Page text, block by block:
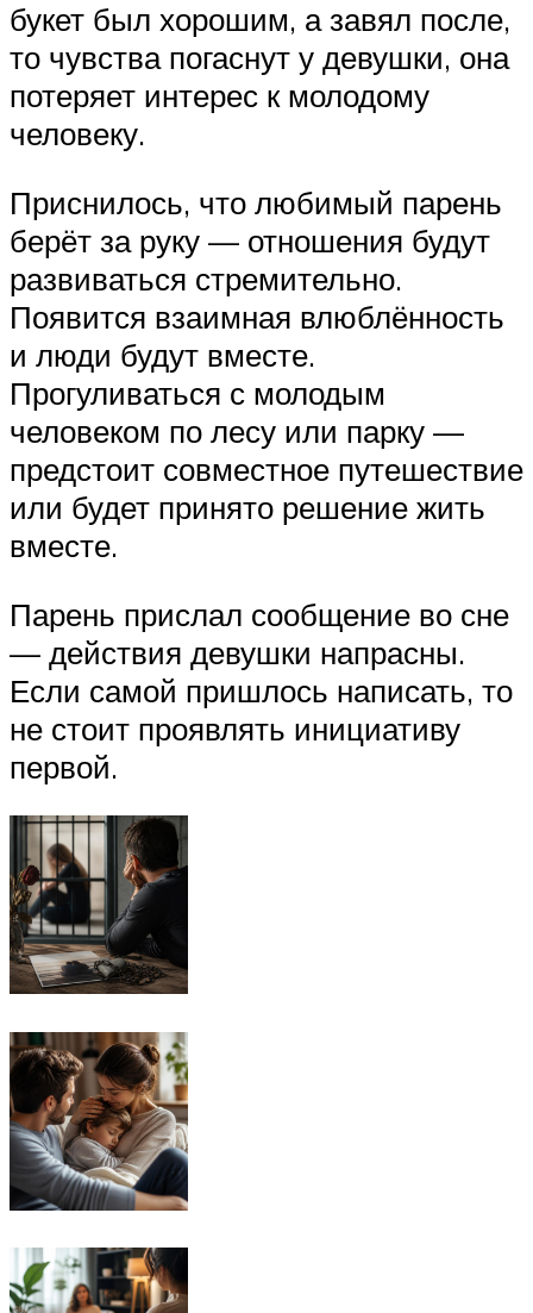
букет был хорошим, а завял после,
то чувства погаснут у девушки, она
потеряет интерес к молодому
человеку.
Приснилось, что любимый парень
берёт за руку — отношения будут
развиваться стремительно.
Появится взаимная влюблённость
и люди будут вместе.
Прогуливаться с молодым
человеком по лесу или парку —
предстоит совместное путешествие
или будет принято решение жить
вместе.
Парень прислал сообщение во сне
— действия девушки напрасны.
Если самой пришлось написать, то
не стоит проявлять инициативу
первой.